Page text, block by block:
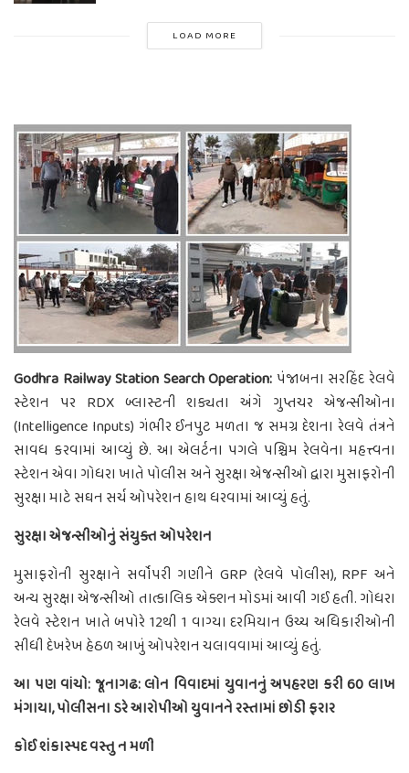
LOAD MORE
Godhra Railway Station Search Operation:પંજાબના સરહિંદ રેલવે
સ્ટેશન પર RDX બ્લાસ્ટની શક્યતા અંગે ગુપ્તચર એજન્સીઓના
(Intelligence Inputs) ગંભીર ઈનપુટ મળતા જ સમગ્ર દેશના રેલવે તંત્રને
સાવધ કરવામાં આવ્યું છે. આ એલર્ટના પગલે પશ્ચિમ રેલવેના મહત્ત્વના
સ્ટેશન એવા ગોધરા ખાતે પોલીસ અને સુરક્ષા એજન્સીઓ દ્વારા મુસાફરોની
સુરક્ષા માટે સઘન સર્ચ ઓપરેશન હાથ ધરવામાં આવ્યું હતું.
સુરક્ષા એજન્સીઓનું સંયુક્ત ઓપરેશન
મુસાફરોની સુરક્ષાને સર્વોપરી ગણીને GRP (રેલવે પોલીસ), RPF અને
અન્ય સુરક્ષા એજન્સીઓ તાત્કાલિક એક્શન મોડમાં આવી ગઈ હતી. ગોધરા
રેલવે સ્ટેશન ખાતે બપોરે 12થી 1 વાગ્યા દરમિયાન ઉચ્ચ અધિકારીઓની
સીધી દેખરેખ હેઠળ આખું ઓપરેશન ચલાવવામાં આવ્યું હતું.
આ પણ વાંચો: જૂનાગઢ: લોન વિવાદમાં યુવાનનું અપહરણ કરી 60 લાખ
મંગાયા, પોલીસના ડરે આરોપીઓ યુવાનને રસ્તામાં છોડી ફરાર
કોઈ શંકાસ્પદ વસ્તુ ન મળી